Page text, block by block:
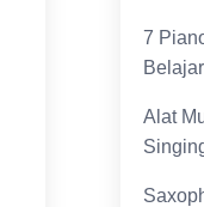
7
Alat